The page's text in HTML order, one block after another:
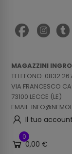
MAGAZZINI
TELEFONO: 0832
VIA FRANCESCO
73100 LECCE (LE)
EMAIL:
Il tuo account
0
0,00 €